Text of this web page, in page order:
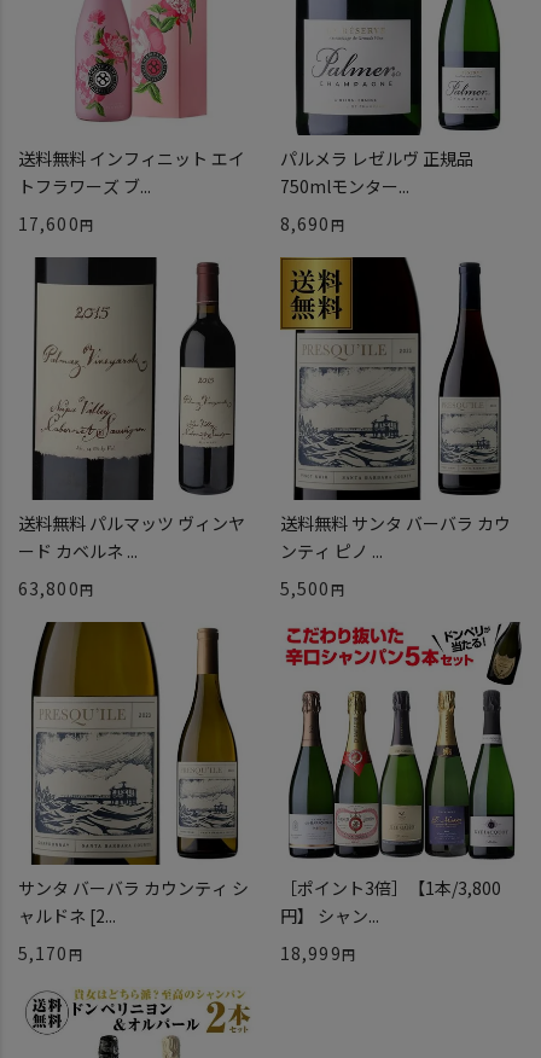
送料無料 インフィニット エイ
トフラワーズ ブ...
17,600
パルメラ レゼルヴ 正規品
750mlモンター...
8,690
送料無料 パルマッツ ヴィンヤ
ード カベルネ ...
63,800
送料無料 サンタ バーバラ カウ
ンティ ピノ ...
5,500
サンタ バーバラ カウンティ シ
ャルドネ [2...
5,170
［ポイント3倍］【1本/3,800
円】 シャン...
18,999